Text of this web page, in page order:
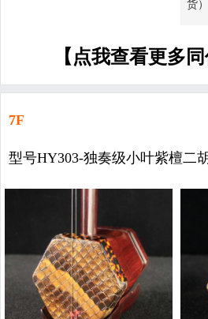
货）
【点我查看更多同
7F
型号HY303-独奏级小叶紫檀二